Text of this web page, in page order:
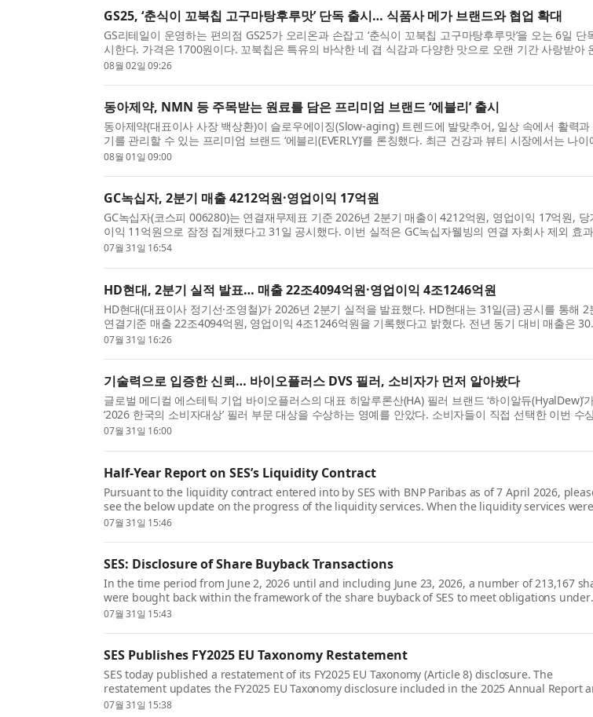
GS25, ‘춘식이 꼬북칩 고구마탕후루맛’ 단독 출시… 식품사 메가 브랜드와 협업 확대
GS리테일이 운영하는 편의점 GS25가 오리온과 손잡고 ‘춘식이 꼬북칩 고구마탕후루맛’을 오는 6일 단
시한다. 가격은 1700원이다. 꼬북칩은 특유의 바삭한 네 겹 식감과 다양한 맛으로 오랜 기간 사랑받아
리온 대표 브랜드다. GS25는 꼬북칩이 해외 시장에...
08월 02일 09:26
동아제약, NMN 등 주목받는 원료를 담은 프리미엄 브랜드 ‘에블리’ 출시
동아제약(대표이사 사장 백상환)이 슬로우에이징(Slow-aging) 트렌드에 발맞추어, 일상 속에서 활력과
기를 관리할 수 있는 프리미엄 브랜드 ‘에블리(EVERLY)’를 론칭했다. 최근 건강과 뷰티 시장에서는 나이
구애받지 않고 생기 있는 라이프스타일을 추구하는 ...
08월 01일 09:00
GC녹십자, 2분기 매출 4212억원·영업이익 17억원
GC녹십자(코스피 006280)는 연결재무제표 기준 2026년 2분기 매출이 4212억원, 영업이익 17억원, 당
이익 11억원으로 잠정 집계됐다고 31일 공시했다. 이번 실적은 GC녹십자웰빙의 연결 자회사 제외 효
함께 계절성 고마진 품목의 매출 인식이 하반기로 이연...
07월 31일 16:54
HD현대, 2분기 실적 발표… 매출 22조4094억원·영업이익 4조1246억원
HD현대(대표이사 정기선·조영철)가 2026년 2분기 실적을 발표했다. HD현대는 31일(금) 공시를 통해 2
연결기준 매출 22조4094억원, 영업이익 4조1246억원을 기록했다고 밝혔다. 전년 동기 대비 매출은
영업이익은 262.2% 증가한 수치다. 조선, 건설기계, ...
07월 31일 16:26
기술력으로 입증한 신뢰… 바이오플러스 DVS 필러, 소비자가 먼저 알아봤다
글로벌 메디컬 에스테틱 기업 바이오플러스의 대표 히알루론산(HA) 필러 브랜드 ‘하이알듀(HyalDew)’
‘2026 한국의 소비자대상’ 필러 부문 대상을 수상하는 영예를 안았다. 소비자들이 직접 선택한 이번 수
단순한 브랜드 인지도를 넘어 독보적인 기술력이 가...
07월 31일 16:00
Half-Year Report on SES’s Liquidity Contract
Pursuant to the liquidity contract entered into by SES with BNP Paribas as of 7 April 2026,
see the below update on the progress of the liquidity services. When the liquidity services were
implemented as of 7 April 2026, the following asset...
07월 31일 15:46
SES: Disclosure of Share Buyback Transactions
In the time period from June 2, 2026 until and including June 23, 2026, a number of 213,167
were bought back within the framework of the share buyback of SES to meet obligations under
SES’s Equity Based Compensation Plan (EBCP). Shares were...
07월 31일 15:43
SES Publishes FY2025 EU Taxonomy Restatement
SES today published a restatement of its FY2025 EU Taxonomy (Article 8) disclosure. The
restatement updates the FY2025 EU Taxonomy disclosure included in the 2025 Annual Report
supersedes the previously published disclosure. The FY2025 EU Taxo...
07월 31일 15:38